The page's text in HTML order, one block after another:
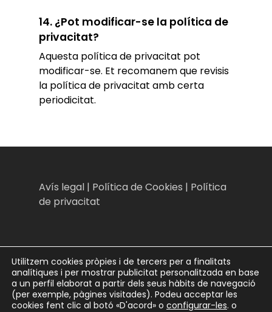
14. ¿Pot modificar-se la política de
privacitat?
Aquesta política de privacitat pot
modificar-se. Et recomanem que revisis
la política de privacitat amb certa
periodicitat.
Avís legal | Política de Cookies | Política
de privacitat
Utilitzem cookies pròpies i de tercers per a finalitats
analítiques i per mostrar publicitat personalitzada en base
a un perfil elaborat a partir dels seus hàbits de navegació
(per exemple, pàgines visitades). Podeu acceptar les
cookies fent clic al botó «D'acord» o configurar-les. o